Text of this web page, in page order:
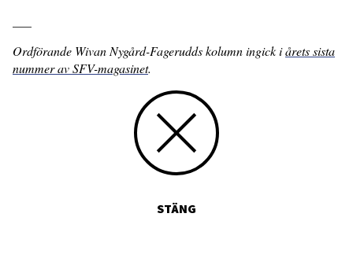
Ordförande Wivan Nygård-Fagerudds kolumn ingick iårets sista
nummer av SFV-magasinet.
STÄNG